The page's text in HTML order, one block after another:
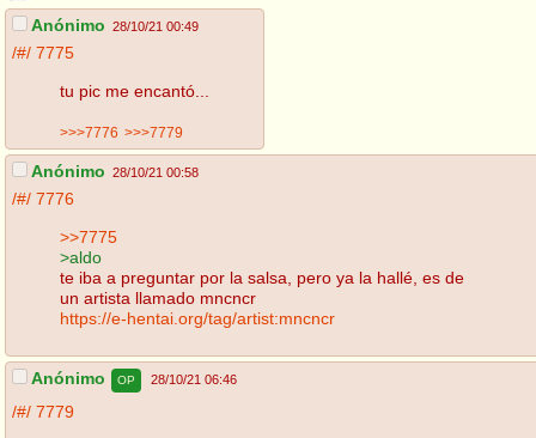
Anónimo 28/10/21 00:49
/#/ 7775
tu pic me encantó...
>>>7776 >>>7779
Anónimo 28/10/21 00:58
/#/ 7776
>>7775
>aldo
te iba a preguntar por la salsa, pero ya la hallé, es de
un artista llamado mncncr
https://e-hentai.org/tag/artist:mncncr
Anónimo OP 28/10/21 06:46
/#/ 7779